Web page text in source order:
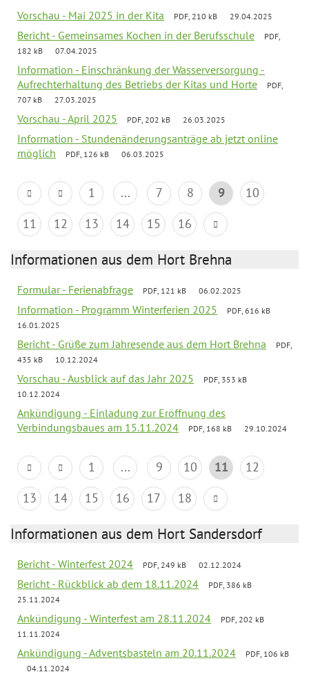
Vorschau - Mai 2025 in der Kita PDF, 210 kB 29.04.2025
Bericht - Gemeinsames Kochen in der Berufsschule
PDF,
182 kB
07.04.2025
Information - Einschränkung der Wasserversorgung -
Aufrechterhaltung des Betriebs der Kitas und Horte
PDF,
707 kB
27.03.2025
Vorschau - April 2025 PDF, 202 kB 26.03.2025
Information - Stundenänderungsanträge ab jetzt online
möglich
PDF, 126 kB 06.03.2025
1 ... 7 8 9
10
11
12 13 14 15 16
Informationen aus dem Hort Brehna
Formular - Ferienabfrage PDF, 121 kB 06.02.2025
Information - Programm Winterferien 2025
PDF, 616 kB
16.01.2025
Bericht - Grüße zum Jahresende aus dem Hort Brehna
PDF,
435 kB
10.12.2024
Vorschau - Ausblick auf das Jahr 2025
PDF, 353 kB
10.12.2024
Ankündigung - Einladung zur Eröffnung des
Verbindungsbaues am 15.11.2024
PDF, 168 kB 29.10.2024
1 ... 9 10 11
12
13
14 15 16 17 18
Informationen aus dem Hort Sandersdorf
Bericht - Winterfest 2024 PDF, 249 kB 02.12.2024
Bericht - Rückblick ab dem 18.11.2024
PDF, 386 kB
25.11.2024
Ankündigung - Winterfest am 28.11.2024
PDF, 202 kB
11.11.2024
Ankündigung - Adventsbasteln am 20.11.2024
PDF, 106 kB
04.11.2024